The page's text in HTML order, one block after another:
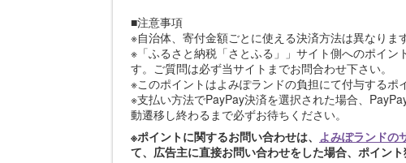
■注意事項
※自治体、寄付金額ごとに使える決済方法は異なります
※「ふるさと納税「さとふる」」サイト側へのポイ
す。ご質問は必ず当サイトまでお問合わせ下さい。
※このポイントはよみぽランドの負担にて付与するポ
※支払い方法でPayPay決済を選択された場合、
動遷移し終わるまで必ずお待ちください。
※ポイントに関するお問い合わせは、 よみぽランドの
て、広告主に直接お問い合わせをした場合、ポイン